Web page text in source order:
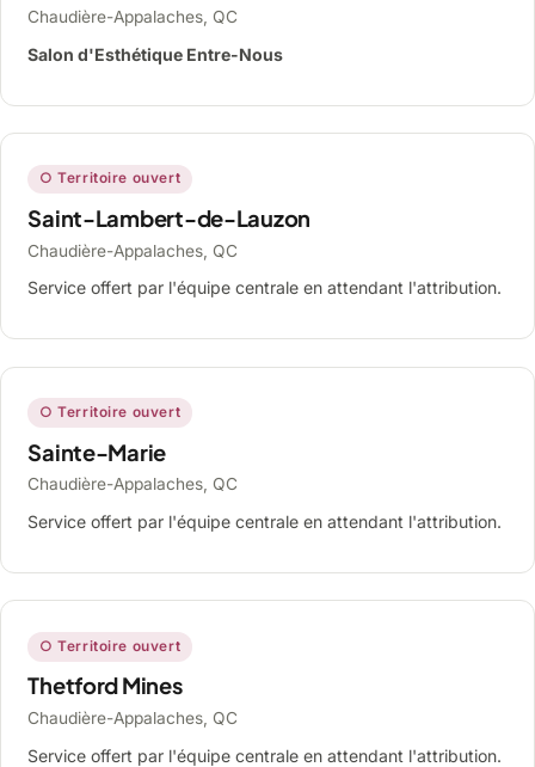
Chaudière-Appalaches, QC
Salon d'Esthétique Entre-Nous
○ Territoire ouvert
Saint-Lambert-de-Lauzon
Chaudière-Appalaches, QC
Service offert par l'équipe centrale en attendant l'attribution.
○ Territoire ouvert
Sainte-Marie
Chaudière-Appalaches, QC
Service offert par l'équipe centrale en attendant l'attribution.
○ Territoire ouvert
Thetford Mines
Chaudière-Appalaches, QC
Service offert par l'équipe centrale en attendant l'attribution.